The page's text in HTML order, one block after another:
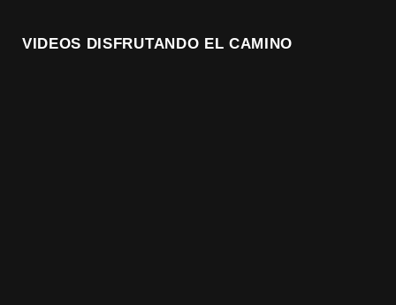
VIDEOS DISFRUTANDO EL CAMINO